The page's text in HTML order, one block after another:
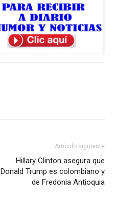
Artículo siguiente
Hillary Clinton asegura que
Donald Trump es colombiano y
de Fredonia Antioquia